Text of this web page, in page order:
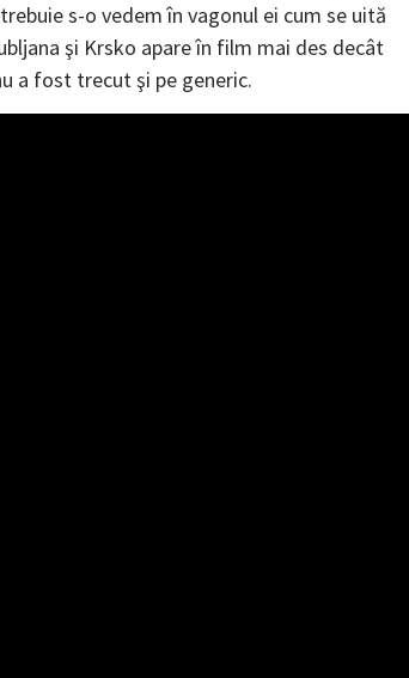
s-o vedem în vagonul ei cum se uită
şi Krsko apare în film mai des decât
a fost trecut şi pe generic.